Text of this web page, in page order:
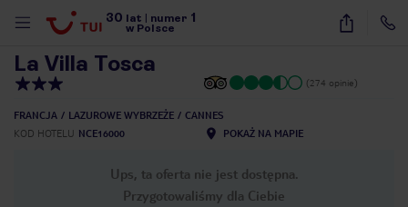
30 lat numer 1
w Polsce
13
La Villa Tosca
(274 opinie)
FRANCJA LAZUROWE WYBRZEŻE
CANNES
KOD HOTELU NCE16000 POKAŻ NA MAPIE
Ups, ta oferta nie jest dostępna.
Przygotowaliśmy dla Ciebie